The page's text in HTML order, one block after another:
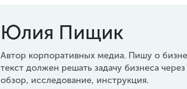
Юлия Пищик
Автор корпоративных медиа. Пишу о
текст должен решать задачу бизнеса
обзор, исследование, инструкция.